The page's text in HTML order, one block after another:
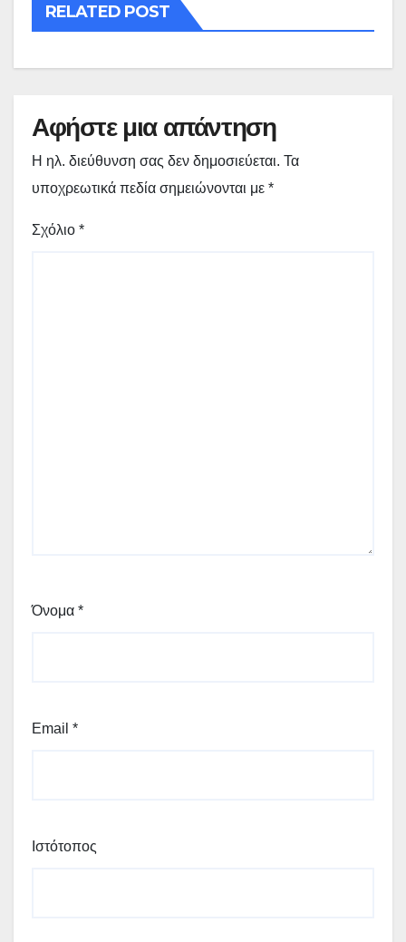
RELATED POST
Αφήστε μια απάντηση
Η ηλ. διεύθυνση σας δεν δημοσιεύεται. Τα
υποχρεωτικά πεδία σημειώνονται με *
Σχόλιο *
Όνομα *
Email *
Ιστότοπος